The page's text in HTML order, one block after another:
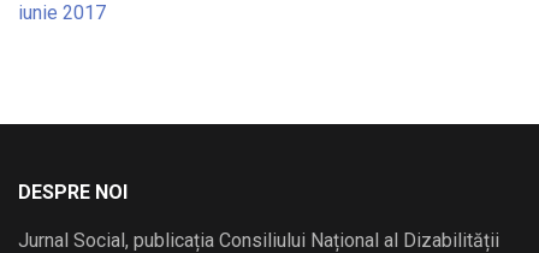
iunie 2017
DESPRE NOI
Jurnal Social, publicația Consiliului Național al Dizabilității